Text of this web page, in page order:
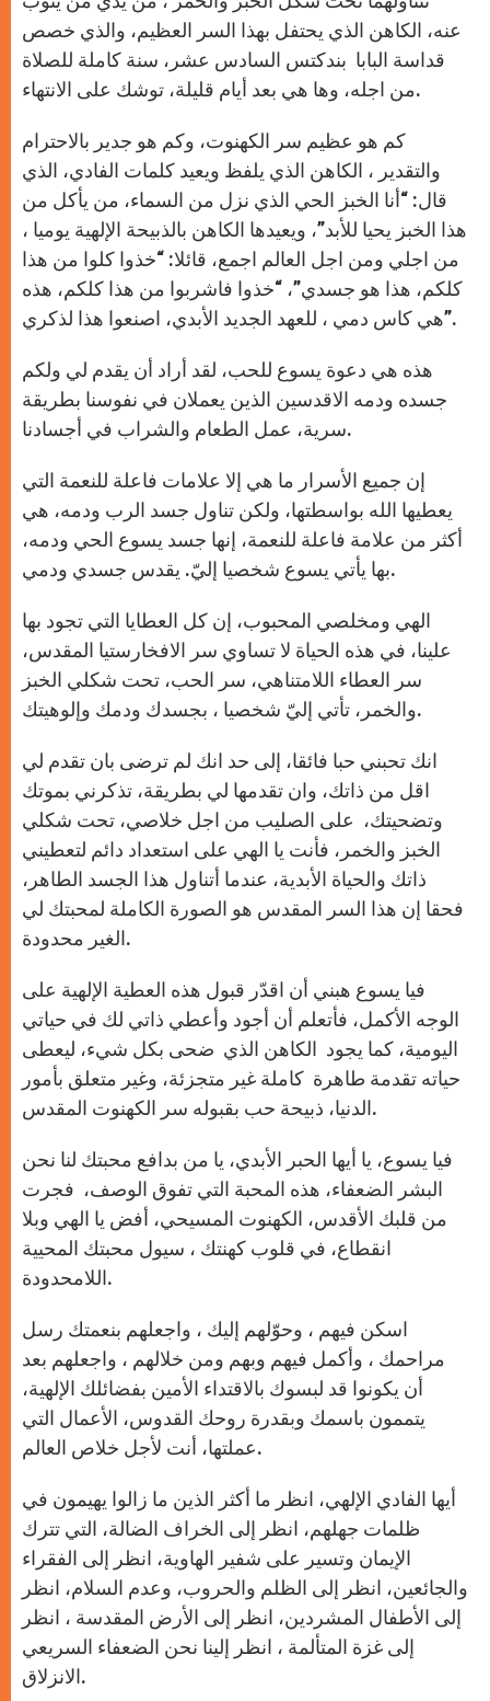
عنه، الكاهن الذي يحتفل بهذا السر العظيم، والذي خصص
قداسة البابا بندكتس السادس عشر، سنة كاملة للصلاة
من اجله، وها هي بعد أيام قليلة، توشك على الانتهاء.
كم هو عظيم سر الكهنوت، وكم هو جدير بالاحترام
والتقدير ، الكاهن الذي يلفظ ويعيد كلمات الفادي، الذي
قال: “أنا الخبز الحي الذي نزل من السماء، من يأكل من
هذا الخبز يحيا للأبد”، ويعيدها الكاهن بالذبيحة الإلهية يوميا ،
من اجلي ومن اجل العالم اجمع، قائلا: “خذوا كلوا من هذا
كلكم، هذا هو جسدي”، “خذوا فاشربوا من هذا كلكم، هذه
هي كاس دمي ، للعهد الجديد الأبدي، اصنعوا هذا لذكري”.
هذه هي دعوة يسوع للحب، لقد أراد أن يقدم لي ولكم
جسده ودمه الاقدسين الذين يعملان في نفوسنا بطريقة
سرية، عمل الطعام والشراب في أجسادنا.
إن جميع الأسرار ما هي إلا علامات فاعلة للنعمة التي
يعطيها الله بواسطتها، ولكن تناول جسد الرب ودمه، هي
أكثر من علامة فاعلة للنعمة، إنها جسد يسوع الحي ودمه،
بها يأتي يسوع شخصيا إليّ. يقدس جسدي ودمي.
الهي ومخلصي المحبوب، إن كل العطايا التي تجود بها
علينا، في هذه الحياة لا تساوي سر الافخارستيا المقدس،
سر العطاء اللامتناهي، سر الحب، تحت شكلي الخبز
والخمر، تأتي إليّ شخصيا ، بجسدك ودمك وإلوهيتك.
انك تحبني حبا فائقا، إلى حد انك لم ترضى بان تقدم لي
اقل من ذاتك، وان تقدمها لي بطريقة، تذكرني بموتك
وتضحيتك، على الصليب من اجل خلاصي، تحت شكلي
الخبز والخمر، فأنت يا الهي على استعداد دائم لتعطيني
ذاتك والحياة الأبدية، عندما أتناول هذا الجسد الطاهر،
فحقا إن هذا السر المقدس هو الصورة الكاملة لمحبتك لي
الغير محدودة.
فيا يسوع هبني أن اقدّر قبول هذه العطية الإلهية على
الوجه الأكمل، فأتعلم أن أجود وأعطي ذاتي لك في حياتي
اليومية، كما يجود الكاهن الذي ضحى بكل شيء، ليعطى
حياته تقدمة طاهرة كاملة غير متجزئة، وغير متعلق بأمور
الدنيا، ذبيحة حب بقبوله سر الكهنوت المقدس.
فيا يسوع، يا أيها الحبر الأبدي، يا من بدافع محبتك لنا نحن
البشر الضعفاء، هذه المحبة التي تفوق الوصف، فجرت
من قلبك الأقدس، الكهنوت المسيحي، أفض يا الهي وبلا
انقطاع، في قلوب كهنتك ، سيول محبتك المحيية
اللامحدودة.
اسكن فيهم ، وحوّلهم إليك ، واجعلهم بنعمتك رسل
مراحمك ، وأكمل فيهم وبهم ومن خلالهم ، واجعلهم بعد
أن يكونوا قد لبسوك بالاقتداء الأمين بفضائلك الإلهية،
يتممون باسمك وبقدرة روحك القدوس، الأعمال التي
عملتها، أنت لأجل خلاص العالم.
أيها الفادي الإلهي، انظر ما أكثر الذين ما زالوا يهيمون في
ظلمات جهلهم، انظر إلى الخراف الضالة، التي تترك
الإيمان وتسير على شفير الهاوية، انظر إلى الفقراء
والجائعين، انظر إلى الظلم والحروب، وعدم السلام، انظر
إلى الأطفال المشردين، انظر إلى الأرض المقدسة ، انظر
إلى غزة المتألمة ، انظر إلينا نحن الضعفاء السريعي
الانزلاق.